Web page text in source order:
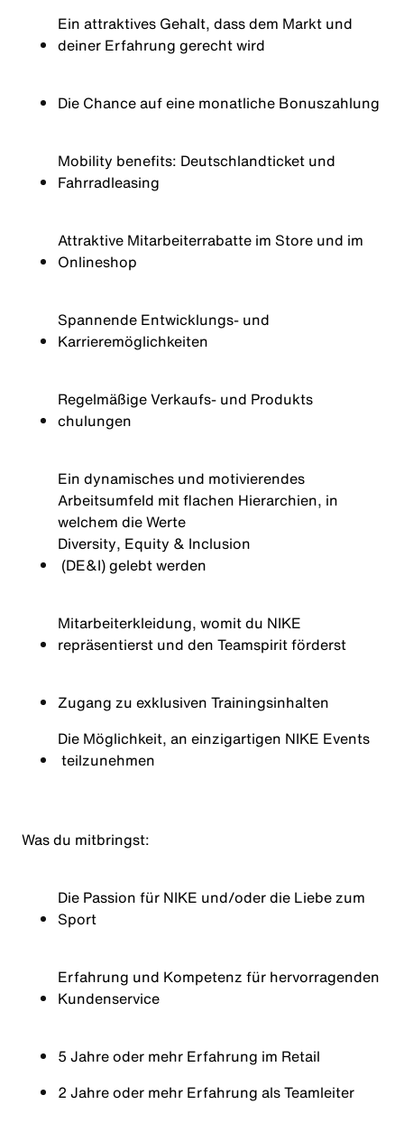
Ein attraktives Gehalt, dass dem Markt und
deiner Erfahrung gerecht wird
Die Chance auf eine monatliche Bonuszahlung
Mobility benefits: Deutschlandticket und
Fahrradleasing
Attraktive Mitarbeiterrabatte im Store und im
Onlineshop
Spannende Entwicklungs- und
Karrieremöglichkeiten
RegelmäßigeVerkaufs- und Produkts
chulungen
Ein dynamisches und motivierendes
Arbeitsumfeld mit flachen Hierarchien, in
welchem die Werte
Diversity, Equity & Inclusion
(DE&I) gelebt werden
Mitarbeiterkleidung, womit du NIKE
repräsentierst und den Teamspirit förderst
Zugang zu exklusiven Trainingsinhalten
Die Möglichkeit, an einzigartigen NIKE Events
teilzunehmen
Was du mitbringst:
Die Passion für NIKE und/oder die Liebe zum
Sport
Erfahrung und Kompetenz für hervorragenden
Kundenservice
5 Jahre oder mehr Erfahrung im Retail
2 Jahre oder mehr Erfahrung als Teamleiter